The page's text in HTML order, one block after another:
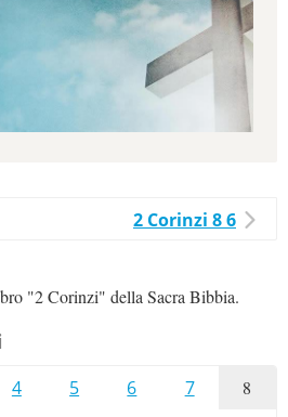
2 Corinzi 8 6
"2 Corinzi" della Sacra Bibbia.
4 5 6 7 8